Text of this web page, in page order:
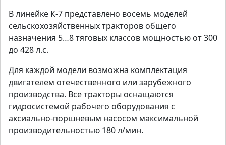
В линейке К-7 представлено восемь моделей
сельскохозяйственных тракторов общего
назначения 5…8 тяговых классов мощностью от 300
до 428 л.с.
Для каждой модели возможна комплектация
двигателем отечественного или зарубежного
производства. Все тракторы оснащаются
гидросистемой рабочего оборудования с
аксиально-поршневым насосом максимальной
производительностью 180 л/мин.